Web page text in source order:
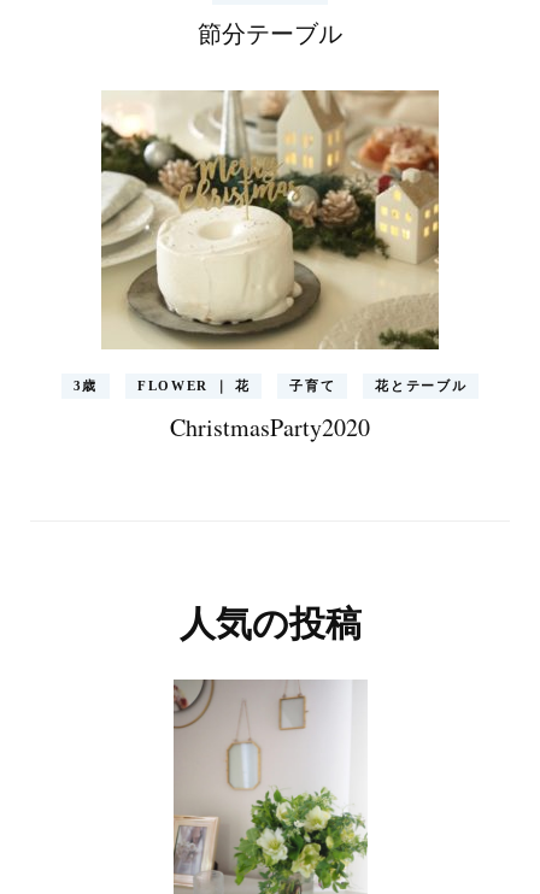
節分テーブル
3歳 FLOWER ｜ 花 子育て 花とテーブル
ChristmasParty2020
人気の投稿